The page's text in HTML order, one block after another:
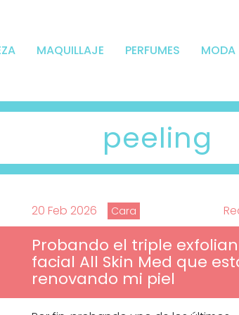
MAQUILLAJE PERFUMES MODA
peeling
20 Feb 2026 Cara
Probando el triple
facial All Skin Med que
renovando mi piel